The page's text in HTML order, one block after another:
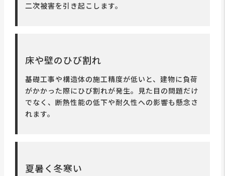
二次被害を引き起こします。
床や壁のひび割れ
基礎工事や構造体の施工精度が低いと、建物に負荷
がかかった際にひび割れが発生。見た目の問題だけ
でなく、断熱性能の低下や耐久性への影響も懸念さ
れます。
夏暑く冬寒い